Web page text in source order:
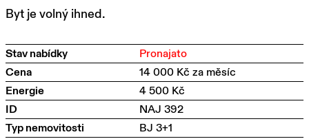
Byt je volný ihned.
Stav nabídky
Pronajato
Cena
14 000 Kč za měsíc
Energie
4 500 Kč
ID
NAJ 392
Typ nemovitosti
BJ 3+1